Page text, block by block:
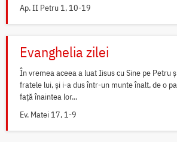
Ap. II Petru 1, 10-19
Evanghelia zilei
În vremea aceea a luat Iisus cu Sine pe Petru
fratele lui, și i-a dus într-un munte înalt, de o
față înaintea lor...
Ev. Matei 17, 1-9